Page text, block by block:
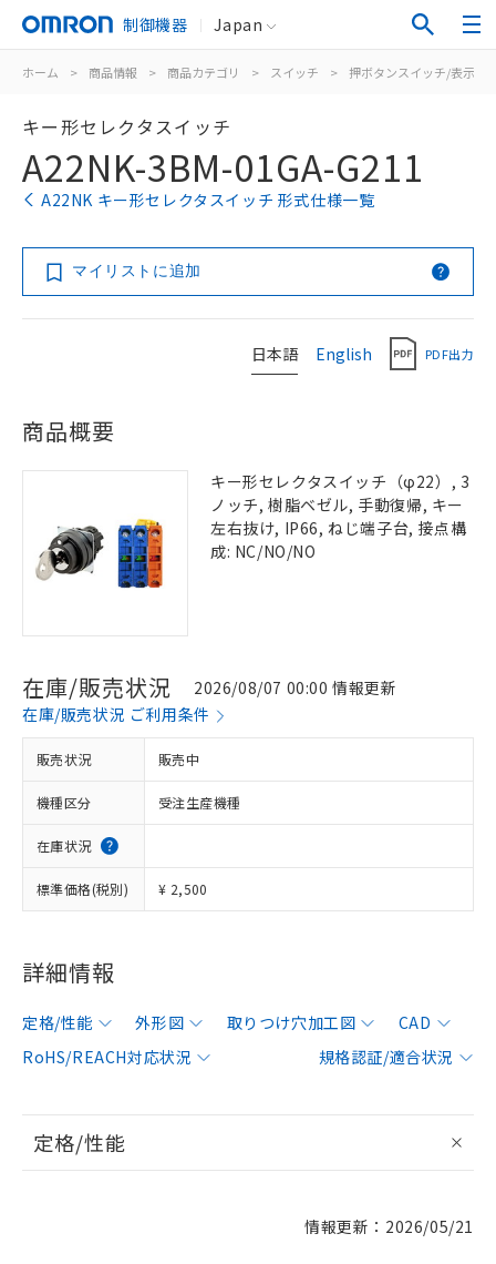
制御機器 Japan
ホーム > 商品情報 > 商品カテゴリ > スイッチ > 押ボタンスイッチ/表示灯
キー形セレクタスイッチ
A22NK-3BM-01GA-G211
A22NK キー形セレクタスイッチ 形式仕様一覧
マイリストに追加
日本語 English PDF出力
商品概要
キー形セレクタスイッチ（φ22）, 3
ノッチ, 樹脂ベゼル, 手動復帰, キー
左右抜け, IP66, ねじ端子台, 接点構
成: NC/NO/NO
在庫/販売状況
2026/08/07 00:00 情報更新
在庫/販売状況 ご利用条件
販売状況 販売中
機種区分 受注生産機種
在庫状況
標準価格(税別) ¥ 2,500
詳細情報
定格/性能 外形図 取りつけ穴加工図
CAD
RoHS/REACH対応状況
規格認証/適合状況
定格/性能
情報更新：2026/05/21